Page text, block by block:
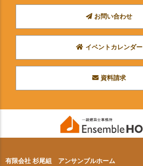
お問い合わせ
イベントカレンダー
資料請求
有限会社 杉尾組 アンサンブルホーム